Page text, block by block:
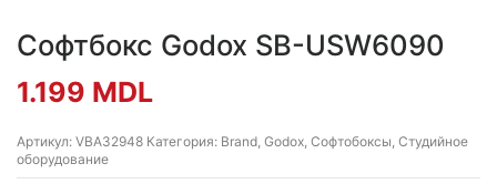
Софтбокс Godox SB-USW6090
1.199 MDL
Артикул: VBA32948 Категория: Brand, Godox, Софтобоксы, Студийное
оборудование